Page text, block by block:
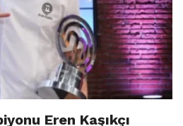
Eren Kaşıkçı